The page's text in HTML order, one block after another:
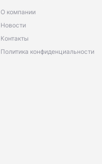
О компании
Новости
Контакты
Политика конфиденциальности